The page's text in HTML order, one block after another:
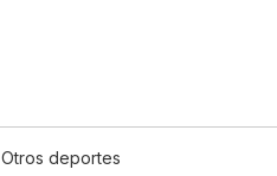
Otros deportes